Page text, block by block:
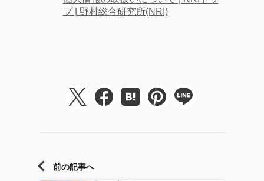
プ | 野村総合研究所(NRI)
前の記事へ